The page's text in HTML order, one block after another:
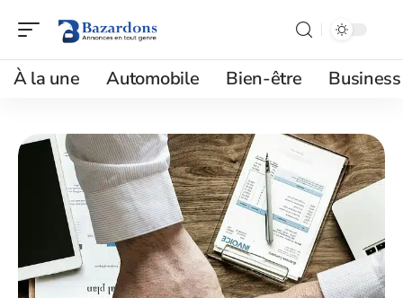
À la une Automobile Bien-être Business